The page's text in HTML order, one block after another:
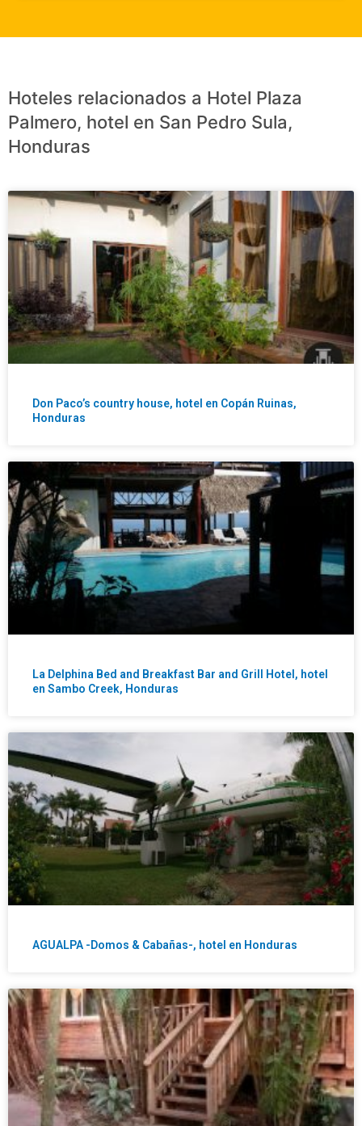
Hoteles relacionados a Hotel Plaza
Palmero, hotel en San Pedro Sula,
Honduras
Don Paco’s country house, hotel en Copán Ruinas,
Honduras
La Delphina Bed and Breakfast Bar and Grill Hotel, hotel
en Sambo Creek, Honduras
AGUALPA -Domos & Cabañas-, hotel en Honduras